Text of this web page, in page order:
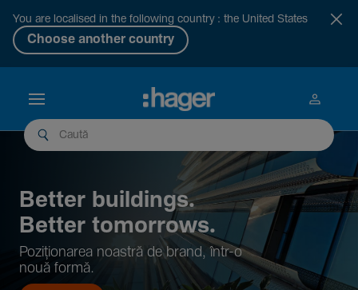
You are localised in the following country : the United States
Choose another country
Better buil­dings.
Better tomor­rows.
Pozi­țio­narea noastră de brand, într-o
nouă formă.